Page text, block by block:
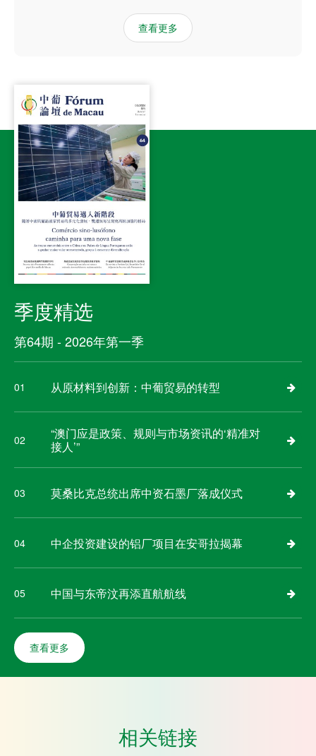
查看更多
季度精选
第64期 - 2026年第一季
01 从原材料到创新：中葡贸易的转型
02
“澳门应是政策、规则与市场资讯的‘精准对
接人’”
03 莫桑比克总统出席中资石墨厂落成仪式
04 中企投资建设的铝厂项目在安哥拉揭幕
05 中国与东帝汶再添直航航线
查看更多
相关链接